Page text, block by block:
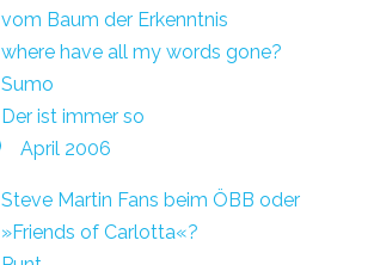
vom Baum der Erkenntnis
where have all my words gone?
Sumo
Der ist immer so
April 2006
Steve Martin Fans beim ÖBB oder
»Friends of Carlotta«?